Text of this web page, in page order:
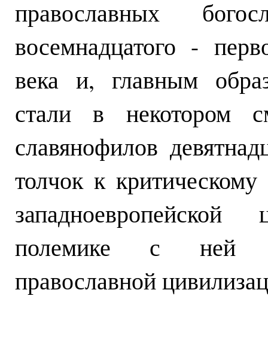
православных
восемнадцатого -
века и, главным
стали в некотором
славянофилов
толчок к
полемике с ней
православной